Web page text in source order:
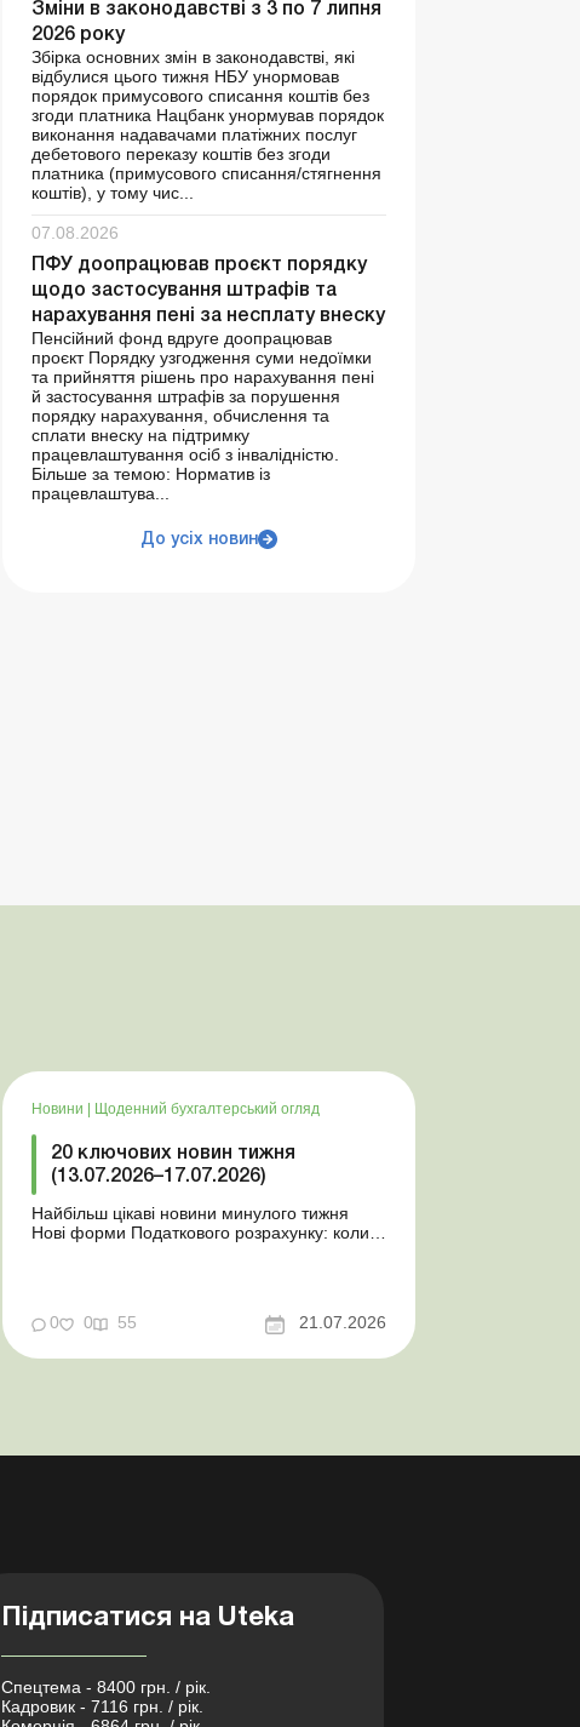
Зміни в законодавстві з 3 по 7 липня
2026 року
Збірка основних змін в законодавстві, які
відбулися цього тижня НБУ унормовав
порядок примусового списання коштів без
згоди платника Нацбанк унормував порядок
виконання надавачами платіжних послуг
дебетового переказу коштів без згоди
платника (примусового списання/стягнення
коштів), у тому чис...
07.08.2026
ПФУ доопрацював проєкт порядку
щодо застосування штрафів та
нарахування пені за несплату внеску
Пенсійний фонд вдруге доопрацював
проєкт Порядку узгодження суми недоїмки
та прийняття рішень про нарахування пені
й застосування штрафів за порушення
порядку нарахування, обчислення та
сплати внеску на підтримку
працевлаштування осіб з інвалідністю.
Більше за темою: Норматив із
працевлаштува...
До усіх новин
Новини Щоденний бухгалтерський огляд
20 ключових новин тижня
(13.07.2026–17.07.2026)
Найбільш цікаві новини минулого тижня
Нові форми Податкового розрахунку: коли
Координаційний центр з організації
0 0 55 21.07.2026
Підписатися на Uteka
Спецтема - 8400 грн. / рік.
Кадровик - 7116 грн. / рік.